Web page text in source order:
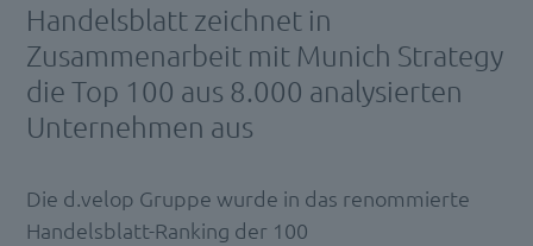
Handelsblatt zeichnet in
Zusammenarbeit mit Munich Strategy
die Top 100 aus 8.000 analysierten
Unternehmen aus
Die d.velop Gruppe wurde in das renommierte
Handelsblatt-Ranking der 100